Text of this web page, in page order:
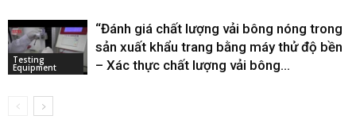
Testing
Equipment
“Đánh giá chất lượng vải bông nóng trong
sản xuất khẩu trang bằng máy thử độ bền
– Xác thực chất lượng vải bông...